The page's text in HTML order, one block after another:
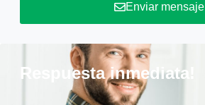
Enviar mensaje
Respuesta inmediata!